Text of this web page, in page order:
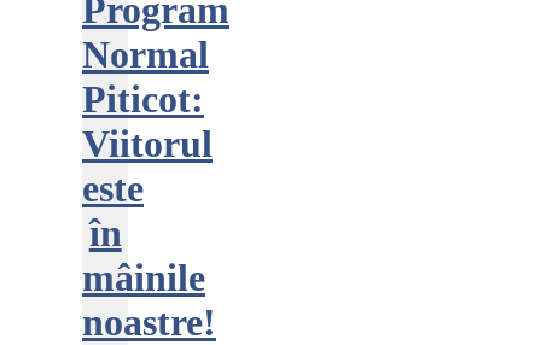
Program
Normal
Piticot:
Viitorul
este
în
mâinile
noastre!